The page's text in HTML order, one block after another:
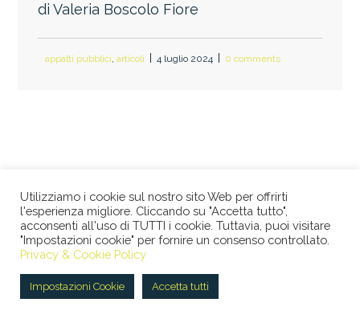
di Valeria Boscolo Fiore
appalti pubblici, articoli 4 luglio 2024 0 comments
© 2026 STUDIO LEGALE BERTACCO RECLA & PARTNERS •
VIA SAN CLEMENTE, 1 • 20122 MILANO • TEL +39 02
45386060 • P.IVA 08673360965 |Privacy Policy|Cookie
Utilizziamo i cookie sul nostro sito Web per offrirti
l'esperienza migliore. Cliccando su "Accetta tutto",
acconsenti all'uso di TUTTI i cookie. Tuttavia, puoi visitare
"Impostazioni cookie" per fornire un consenso controllato.
Privacy & Cookie Policy
Impostazioni Cookie Accetta tutti